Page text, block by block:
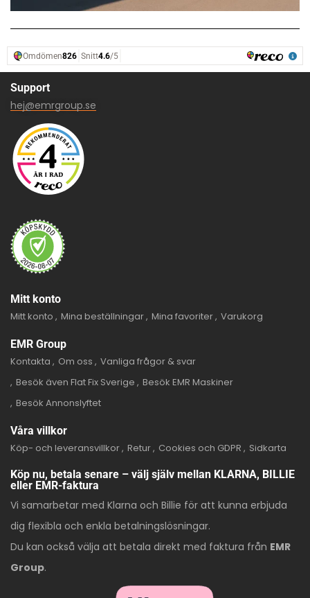
Support
hej@emrgroup.se
Mitt konto
Mitt konto
Mina beställningar Mina favoriter Varukorg
EMR Group
Kontakta
Om oss
Vanliga frågor & svar
Besök även Flat Fix Sverige
Besök EMR Maskiner
Besök Annonslyftet
Våra villkor
Köp- och leveransvillkor Retur Cookies och GDPR
Sidkarta
Köp nu, betala senare – välj själv mellan KLARNA, BILLIE
eller EMR-faktura
Vi samarbetar med Klarna och Billie för att kunna erbjuda
dig flexibla och enkla betalningslösningar.
Du kan också välja att betala direkt med faktura från EMR
Group.